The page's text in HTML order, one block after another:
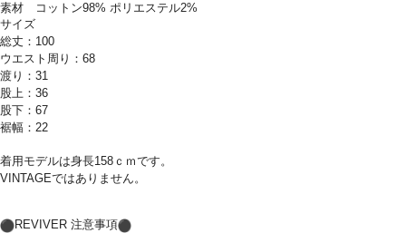
素材 コットン98% ポリエステル2%
サイズ
総丈：100
ウエスト周り：68
渡り：31
股上：36
股下：67
裾幅：22
着用モデルは身長158ｃｍです。
VINTAGEではありません。
︎REVIVER 注意事項